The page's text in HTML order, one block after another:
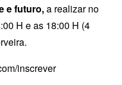
e futuro,a realizar no
H e as 18:00 H (4
inscrever